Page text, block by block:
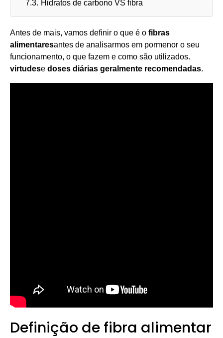
7.3. Hidratos de carbono VS fibra
Antes de mais, vamos definir o que é o fibras
alimentaresantes de analisarmos em pormenor o seu
funcionamento, o que fazem e como são utilizados.
virtudese doses diárias geralmente recomendadas.
Definição de fibra alimentar